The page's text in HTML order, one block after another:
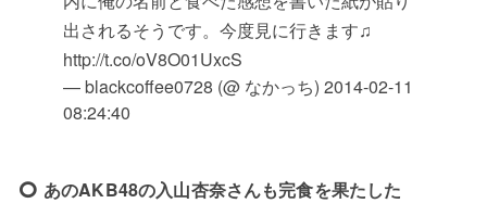
出されるそうです。今度見に行きます♫
http://t.co/oV8O01UxcS
— blackcoffee0728 (@ なかっち) 2014-02-11
08:24:40
あのAKB48の入山杏奈さんも完食を果たした